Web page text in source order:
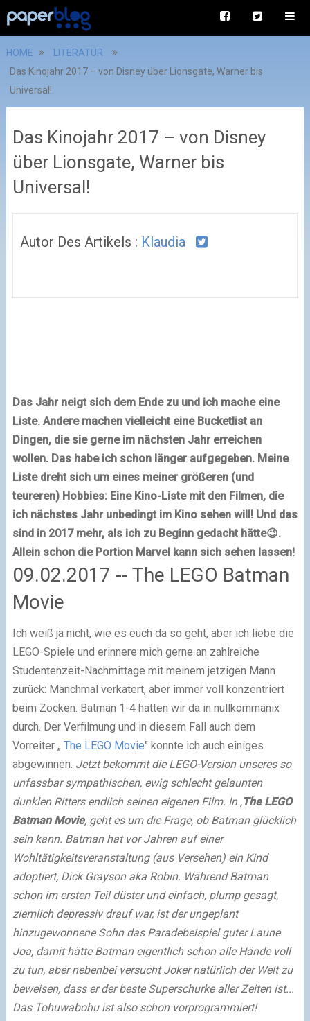
HOME
LITERATUR
Das Kinojahr 2017 – von Disney über Lionsgate, Warner bis
Universal!
Das Kinojahr 2017 – von Disney
über Lionsgate, Warner bis
Universal!
Autor Des Artikels : Klaudia
Das Jahr neigt sich dem Ende zu und ich mache eine
Liste. Andere machen vielleicht eine Bucketlist an
Dingen, die sie gerne im nächsten Jahr erreichen
wollen. Das habe ich schon länger aufgegeben. Meine
Liste dreht sich um eines meiner größeren (und
teureren) Hobbies: Eine Kino-Liste mit den Filmen, die
ich nächstes Jahr unbedingt im Kino sehen will! Und das
sind in 2017 mehr, als ich zu Beginn gedacht hätte😉.
Allein schon die Portion Marvel kann sich sehen lassen!
09.02.2017 -- The LEGO Batman
Movie
Ich weiß ja nicht, wie es euch da so geht, aber ich liebe die
LEGO-Spiele und erinnere mich gerne an zahlreiche
Studentenzeit-Nachmittage mit meinem jetzigen Mann
zurück: Manchmal verkatert, aber immer voll konzentriert
beim Zocken. Batman 1-4 hatten wir da in nullkommanix
durch. Der Verfilmung und in diesem Fall auch dem
Vorreiter „ The LEGO Movie" konnte ich auch einiges
abgewinnen. Jetzt bekommt die LEGO-Version unseres so
unfassbar sympathischen, ewig schlecht gelaunten
dunklen Ritters endlich seinen eigenen Film. In ‚The LEGO
Batman Movie‚ geht es um die Frage, ob Batman glücklich
sein kann. Batman hat vor Jahren auf einer
Wohltätigkeitsveranstaltung (aus Versehen) ein Kind
adoptiert, Dick Grayson aka Robin. Während Batman
schon im ersten Teil düster und einfach, plump gesagt,
ziemlich depressiv drauf war, ist der ungeplant
hinzugewonnene Sohn das Paradebeispiel guter Laune.
Joa, damit hätte Batman eigentlich schon alle Hände voll
zu tun, aber nebenbei versucht Joker natürlich der Welt zu
beweisen, dass er der beste Superschurke aller Zeiten ist...
Das Tohuwabohu ist also schon vorprogrammiert!